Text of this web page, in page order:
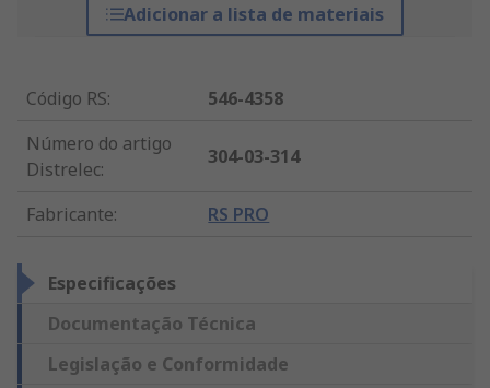
Adicionar a lista de materiais
Código RS:
546-4358
Número do artigo
Distrelec:
304-03-314
Fabricante: RS PRO
Especificações
Documentação Técnica
Legislação e Conformidade